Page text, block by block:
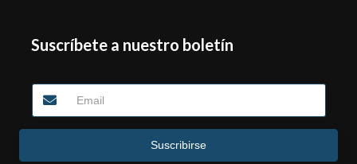
Suscríbete a nuestro boletín
Suscribirse